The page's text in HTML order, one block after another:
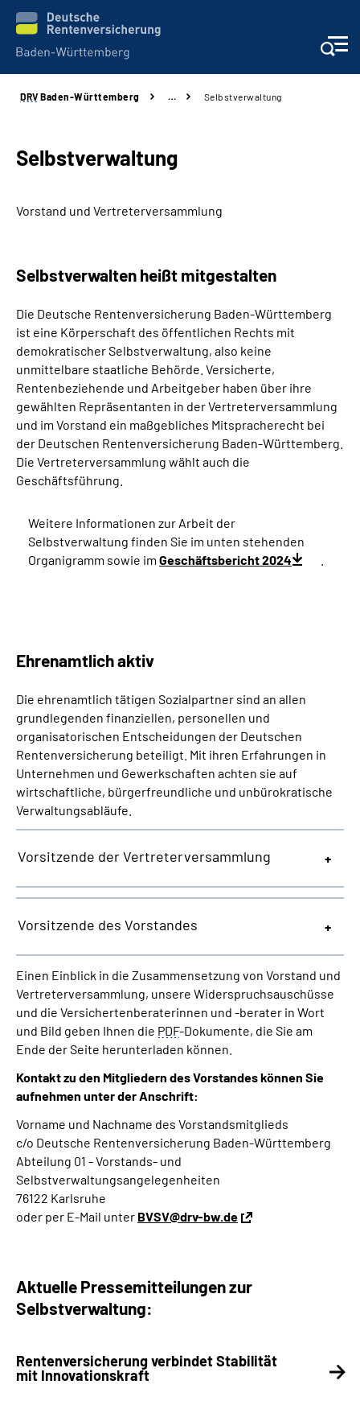
Beratung und Kontakt
Kunden
Presse
Über uns
Inhalte in Gebärdensprache (DGS)
Leichte Sprache
Suche
Mein Kundenportal
DRV Baden-Württemberg … Selbstverwaltung
Selbstverwaltung
Vorstand und Vertreterversammlung
Selbstverwalten heißt mitgestalten
Die Deutsche Rentenversicherung Baden-Württemberg
ist eine Körperschaft des öffentlichen Rechts mit
demokratischer Selbstverwaltung, also keine
unmittelbare staatliche Behörde. Versicherte,
Rentenbeziehende und Arbeitgeber haben über ihre
gewählten Repräsentanten in der Vertreterversammlung
und im Vorstand ein maßgebliches Mitspracherecht bei
der Deutschen Rentenversicherung Baden-Württemberg.
Die Vertreterversammlung wählt auch die
Geschäftsführung.
Weitere Informationen zur Arbeit der
Selbstverwaltung finden Sie im unten stehenden
Organigramm sowie im Geschäftsbericht 2024
Ehrenamtlich aktiv
Die ehrenamtlich tätigen Sozialpartner sind an allen
grundlegenden finanziellen, personellen und
organisatorischen Entscheidungen der Deutschen
Rentenversicherung beteiligt. Mit ihren Erfahrungen in
Unternehmen und Gewerkschaften achten sie auf
wirtschaftliche, bürgerfreundliche und unbürokratische
Verwaltungsabläufe.
Vorsitzende der Vertreterversammlung
Vorsitzende des Vorstandes
Einen Einblick in die Zusammensetzung von Vorstand und
Vertreterversammlung, unsere Widerspruchsauschüsse
und die Versichertenberaterinnen und -berater in Wort
und Bild geben Ihnen die PDF-Dokumente, die Sie am
Ende der Seite herunterladen können.
Kontakt zu den Mitgliedern des Vorstandes können Sie
aufnehmen unter der Anschrift:
Vorname und Nachname des Vorstandsmitglieds
c/o Deutsche Rentenversicherung Baden-Württemberg
Abteilung 01 - Vorstands- und
Selbstverwaltungsangelegenheiten
76122 Karlsruhe
oder per E-Mail unter BVSV@drv-bw.de
Aktuelle Pressemitteilungen zur
Selbstverwaltung:
Rentenversicherung verbindet Stabilität
mit Innovationskraft